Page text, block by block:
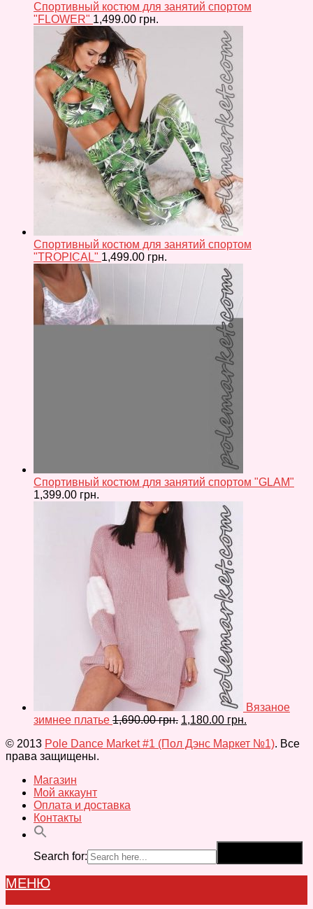
Спортивный костюм для занятий спортом
"FLOWER" 1,499.00 грн.
Спортивный костюм для занятий спортом
"TROPICAL" 1,499.00 грн.
Спортивный костюм для занятий спортом "GLAM"
1,399.00 грн.
Вязаное
зимнее платье 1,690.00грн. 1,180.00 грн.
© 2013 Pole Dance Market #1 (Пол Дэнс Маркет №1). Все
права защищены.
Магазин
Мой аккаунт
Оплата и доставка
Контакты
Search for:
МЕНЮ